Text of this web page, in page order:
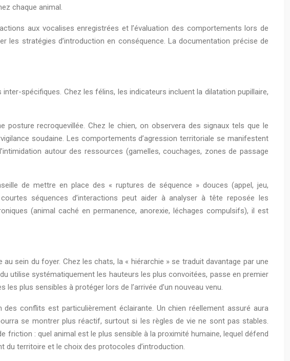
chaque animal.
aux vocalises enregistrées et l’évaluation des comportements lors de
les stratégies d’introduction en conséquence. La documentation précise de
spécifiques. Chez les félins, les indicateurs incluent la dilatation pupillaire,
recroquevillée. Chez le chien, on observera des signaux tels que le
soudaine. Les comportements d’agression territoriale se manifestent
autour des ressources (gamelles, couchages, zones de passage
de mettre en place des « ruptures de séquence » douces (appel, jeu,
séquences d’interactions peut aider à analyser à tête reposée les
(animal caché en permanence, anorexie, léchages compulsifs), il est
sein du foyer. Chez les chats, la « hiérarchie » se traduit davantage par une
utilise systématiquement les hauteurs les plus convoitées, passe en premier
plus sensibles à protéger lors de l’arrivée d’un nouveau venu.
conflits est particulièrement éclairante. Un chien réellement assuré aura
se montrer plus réactif, surtout si les règles de vie ne sont pas stables.
: quel animal est le plus sensible à la proximité humaine, lequel défend
du territoire et le choix des protocoles d’introduction.